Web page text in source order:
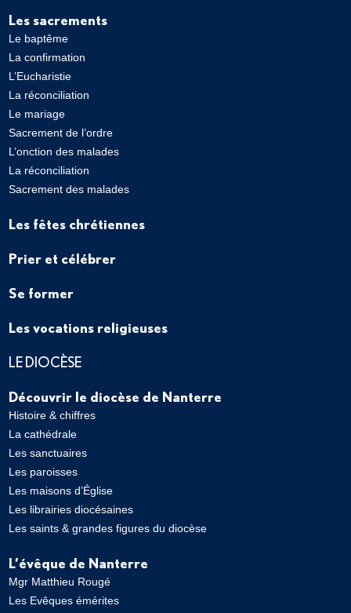
Les sacrements
Le baptême
La confirmation
L’Eucharistie
La réconciliation
Le mariage
Sacrement de l’ordre
L’onction des malades
La réconciliation
Sacrement des malades
Les fêtes chrétiennes
Prier et célébrer
Se former
Les vocations religieuses
LE DIOCÈSE
Découvrir le diocèse de Nanterre
Histoire & chiffres
La cathédrale
Les sanctuaires
Les paroisses
Les maisons d’Église
Les librairies diocésaines
Les saints & grandes figures du diocèse
L’évêque de Nanterre
Mgr Matthieu Rougé
Les Evêques émérites